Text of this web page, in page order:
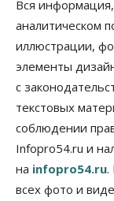
07 Августа 2026,
Общество
Жители
повысить
07 Августа 2026,
Деньгами
школах
07 Августа 2026,
Вся
аналитическом
иллюстрации,
элементы
с
текстовых
соблюдении
Infopro54.ru и
на infopro54.ru.
всех фото и